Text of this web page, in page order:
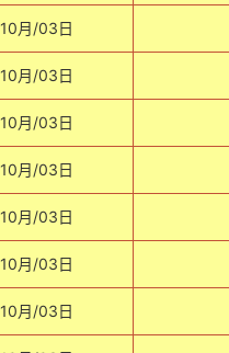
10月/03日
10月/03日
10月/03日
10月/03日
10月/03日
10月/03日
10月/03日